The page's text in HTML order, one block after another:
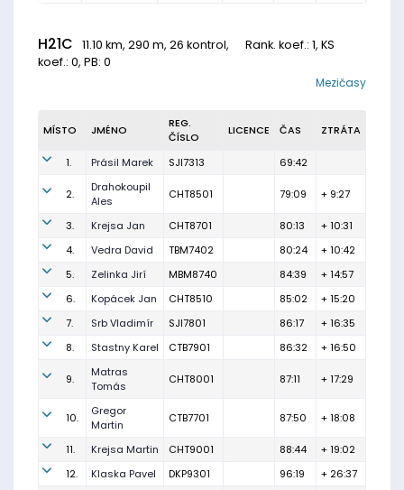
H21C 11.10 km, 290 m, 26 kontrol, Rank. koef.: 1, KS
koef.: 0, PB: 0
Mezičasy
MÍSTO JMÉNO
REG.
ČÍSLO
LICENCE ČAS ZTRÁTA
1. Prásil Marek SJI7313 69:42
2.
Drahokoupil
Ales
CHT8501 79:09 + 9:27
3. Krejsa Jan CHT8701 80:13
+ 10:31
4.
Vedra David TBM7402 80:24
+ 10:42
5.
Zelinka Jirí MBM8740 84:39
+ 14:57
6.
Kopácek Jan CHT8510 85:02
+ 15:20
7.
Srb Vladimír SJI7801 86:17
+ 16:35
8.
Stastny Karel CTB7901 86:32 + 16:50
9.
Matras
Tomás
CHT8001 87:11 + 17:29
10.
Gregor
Martin
CTB7701 87:50 + 18:08
11. Krejsa Martin CHT9001 88:44
+ 19:02
12.
Klaska Pavel DKP9301 96:19 + 26:37